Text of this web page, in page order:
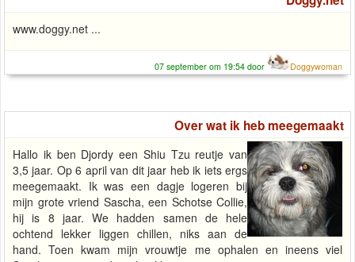
www.doggy.net ...
07 september om 19:54 door Doggywoman
Over wat ik heb meegemaakt
Hallo ik ben Djordy een Shiu Tzu reutje van
3,5 jaar. Op 6 april van dit jaar heb ik iets ergs
meegemaakt. Ik was een dagje logeren bij
mijn grote vriend Sascha, een Schotse Collie,
hij is 8 jaar. We hadden samen de hele
ochtend lekker liggen chillen, niks aan de
hand. Toen kwam mijn vrouwtje me ophalen en ineens viel